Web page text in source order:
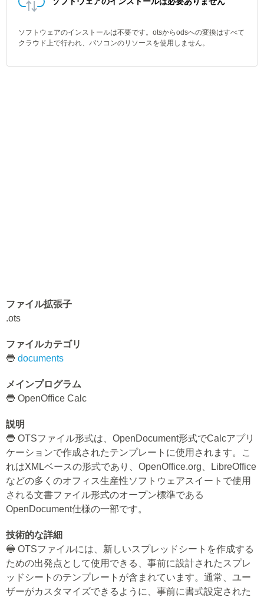
ソフトウェアのインストールは不要です。otsからodsへの変換はすべて
クラウド上で行われ、パソコンのリソースを使用しません。
ファイル拡張子
.ots
ファイルカテゴリ
🔵 documents
メインプログラム
🔵 OpenOffice Calc
説明
🔵 OTSファイル形式は、OpenDocument形式でCalcアプリ
ケーションで作成されたテンプレートに使用されます。こ
れはXMLベースの形式であり、OpenOffice.org、LibreOffice
などの多くのオフィス生産性ソフトウェアスイートで使用
される文書ファイル形式のオープン標準である
OpenDocument仕様の一部です。
技術的な詳細
🔵 OTSファイルには、新しいスプレッドシートを作成する
ための出発点として使用できる、事前に設計されたスプレ
ッドシートのテンプレートが含まれています。通常、ユー
ザーがカスタマイズできるように、事前に書式設定された